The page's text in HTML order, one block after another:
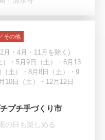
その他
月・4月・11月を除く)
）・5月9日（土）・6月13
（土）・8月8日（土）・9
10日（土）・12月12日
プチ手づくり市
の日も楽しめる